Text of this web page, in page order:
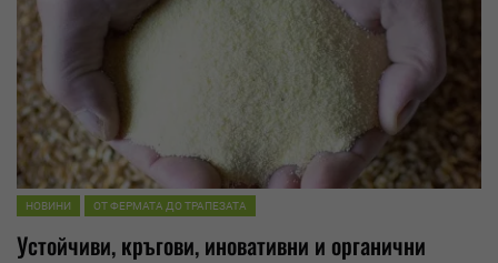
НОВИНИ ОТ ФЕРМАТА ДО ТРАПЕЗАТА
Устойчиви, кръгови, иновативни и органични